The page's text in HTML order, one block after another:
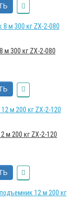
м 300 кг ZX-2-080
м 200 кг ZX-2-120